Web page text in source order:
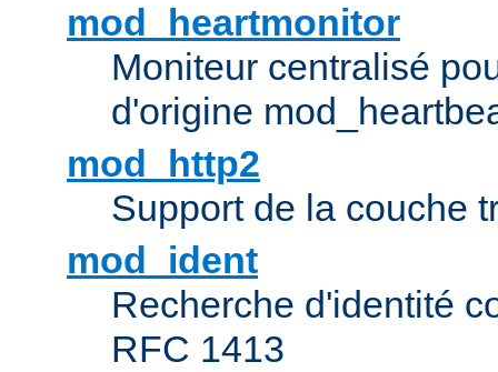
mod_heartmonitor
Moniteur centralisé
d'origine
mod_http2
Support de la couche
mod_ident
Recherche d'identité
RFC 1413